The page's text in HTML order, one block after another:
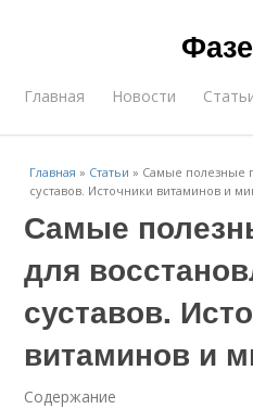
Главная Новости
Главная » Статьи » Самые полезные
суставов. Источники витаминов и
Самые
для
суставов.
витаминов и
Содержание